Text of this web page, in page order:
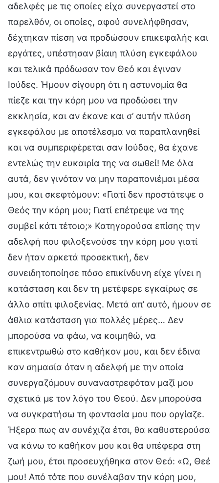
αδελφές με τις οποίες είχα συνεργαστεί στο
παρελθόν, οι οποίες, αφού συνελήφθησαν,
δέχτηκαν πίεση να προδώσουν επικεφαλής και
εργάτες, υπέστησαν βίαιη πλύση εγκεφάλου
και τελικά πρόδωσαν τον Θεό και έγιναν
Ιούδες. Ήμουν σίγουρη ότι η αστυνομία θα
πίεζε και την κόρη μου να προδώσει την
εκκλησία, και αν έκανε και σ’ αυτήν πλύση
εγκεφάλου με αποτέλεσμα να παραπλανηθεί
και να συμπεριφέρεται σαν Ιούδας, θα έχανε
εντελώς την ευκαιρία της να σωθεί! Με όλα
αυτά, δεν γινόταν να μην παραπονιέμαι μέσα
μου, και σκεφτόμουν: «Γιατί δεν προστάτεψε ο
Θεός την κόρη μου; Γιατί επέτρεψε να της
συμβεί κάτι τέτοιο;» Κατηγορούσα επίσης την
αδελφή που φιλοξενούσε την κόρη μου γιατί
δεν ήταν αρκετά προσεκτική, δεν
συνειδητοποίησε πόσο επικίνδυνη είχε γίνει η
κατάσταση και δεν τη μετέφερε εγκαίρως σε
άλλο σπίτι φιλοξενίας. Μετά απ’ αυτό, ήμουν σε
άθλια κατάσταση για πολλές μέρες… Δεν
μπορούσα να φάω, να κοιμηθώ, να
επικεντρωθώ στο καθήκον μου, και δεν έδινα
καν σημασία όταν η αδελφή με την οποία
συνεργαζόμουν συναναστρεφόταν μαζί μου
σχετικά με τον λόγο του Θεού. Δεν μπορούσα
να συγκρατήσω τη φαντασία μου που οργίαζε.
Ήξερα πως αν συνέχιζα έτσι, θα καθυστερούσα
να κάνω το καθήκον μου και θα υπέφερα στη
ζωή μου, έτσι προσευχήθηκα στον Θεό: «Ω, Θεέ
μου! Από τότε που συνέλαβαν την κόρη μου,